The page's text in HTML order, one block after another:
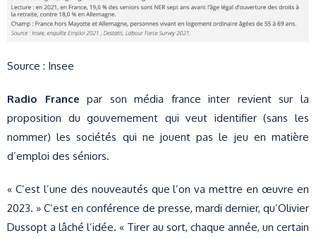
Source : Insee
Radio France par son média france inter revient sur la
proposition du gouvernement qui veut identifier (sans les
nommer) les sociétés qui ne jouent pas le jeu en matière
d’emploi des séniors.
« C’est l’une des nouveautés que l’on va mettre en œuvre en
2023. » C’est en conférence de presse, mardi dernier, qu’Olivier
Dussopt a lâché l’idée. « Tirer au sort, chaque année, un certain